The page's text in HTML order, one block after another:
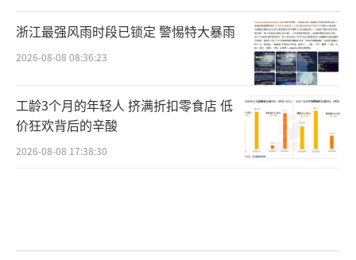
浙江最强风雨时段已锁定 警惕特大暴雨
2026-08-08 08:36:23
工龄3个月的年轻人 挤满折扣零食店 低
价狂欢背后的辛酸
2026-08-08 17:38:30